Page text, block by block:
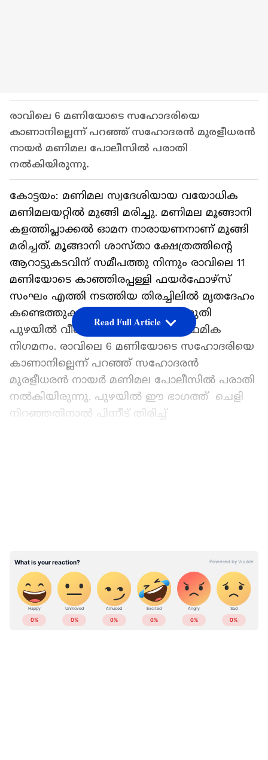
രാവിലെ 6 മണിയോടെ സഹോദരിയെ
കാണാനില്ലെന്ന് പറഞ്ഞ് സഹോദരൻ മുരളീധരൻ
നായർ മണിമല പോലീസിൽ പരാതി
നൽകിയിരുന്നു.
കോട്ടയം: മണിമല സ്വദേശിയായ വയോധിക
മണിമലയറ്റിൽ മുങ്ങി മരിച്ചു. മണിമല മൂങ്ങാനി
കളത്തിപ്ലാക്കൽ ഓമന നാരായണനാണ് മുങ്ങി
മരിച്ചത്. മൂങ്ങാനി ശാസ്താ ക്ഷേത്രത്തിൻ്റെ
ആറാട്ടുകടവിന് സമീപത്തു നിന്നും രാവിലെ 11
മണിയോടെ കാഞ്ഞിരപ്പള്ളി ഫയർഫോഴ്സ്
സംഘം എത്തി നടത്തിയ തിരച്ചിലിൽ മൃതദേഹം
കണ്ടെത്തുകയായിരുന്നു. കാൽ വഴുതി
പുഴയിൽ വീണതാകാമെന്നാണ് പ്രാഥമിക
നിഗമനം. രാവിലെ 6 മണിയോടെ സഹോദരിയെ
കാണാനില്ലെന്ന് പറഞ്ഞ് സഹോദരൻ
മുരളീധരൻ നായർ മണിമല പോലീസിൽ പരാതി
നൽകിയിരുന്നു. പുഴയിൽ ഈ ഭാഗത്ത് ചെളി
നിറഞ്ഞതിനാൽ പിന്നീട് തിരിച്ച്
Read Full Article
കേരളത്തിലെ എല്ലാLocal Newsഅറിയാൻ